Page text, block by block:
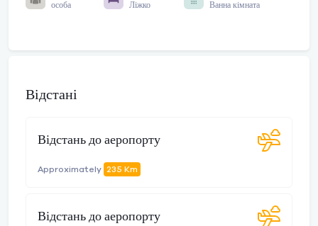
особа
Ліжко
Ванна кімната
Відстані
Відстань до аеропорту
Approximately 235 Km
Відстань до аеропорту